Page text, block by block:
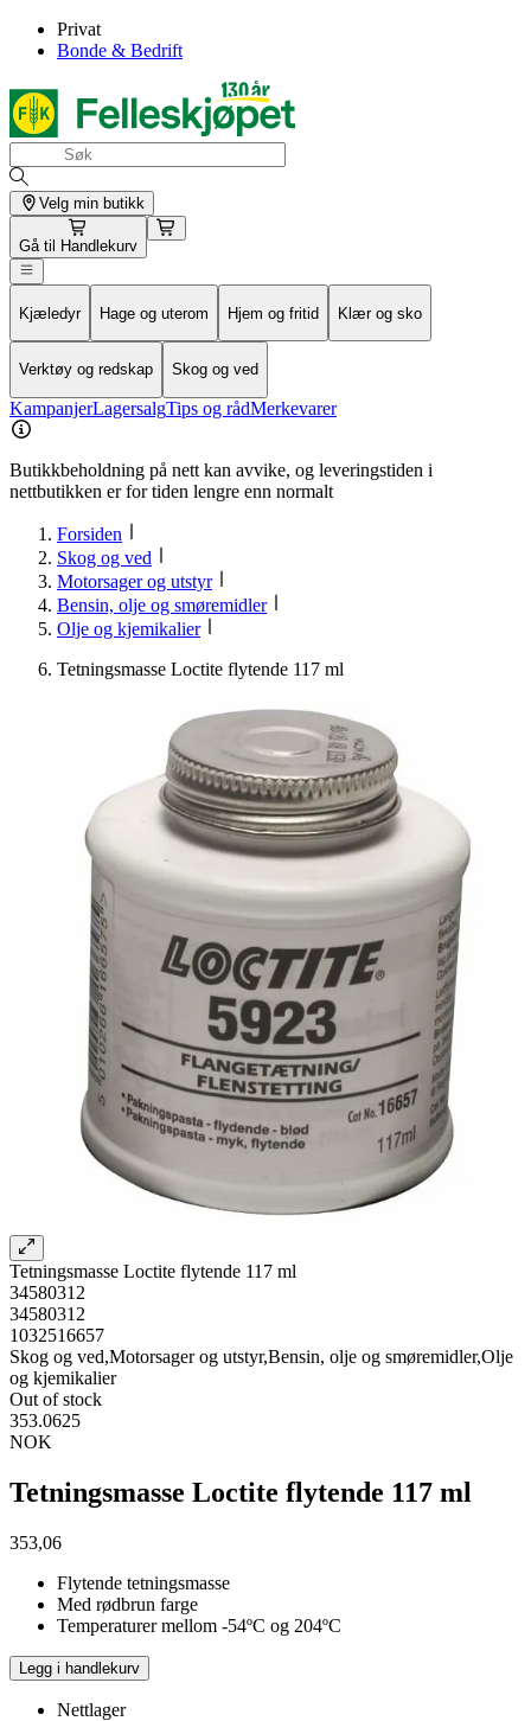
Privat
Bonde & Bedrift
Velg min butikk
Gå til Handlekurv
Kjæledyr Hage og uterom Hjem og fritid Klær og sko
Verktøy og redskap Skog og ved
KampanjerLagersalgTips og rådMerkevarer
Butikkbeholdning på nett kan avvike, og leveringstiden i
nettbutikken er for tiden lengre enn normalt
Forsiden
Skog og ved
Motorsager og utstyr
Bensin, olje og smøremidler
Olje og kjemikalier
Tetningsmasse Loctite flytende 117 ml
Tetningsmasse Loctite flytende 117 ml
34580312
34580312
1032516657
Skog og ved,Motorsager og utstyr,Bensin, olje og smøremidler,Olje
og kjemikalier
Out of stock
353.0625
NOK
Tetningsmasse Loctite flytende 117 ml
353,06
Flytende tetningsmasse
Med rødbrun farge
Temperaturer mellom -54ºC og 204ºC
Legg i handlekurv
Nettlager